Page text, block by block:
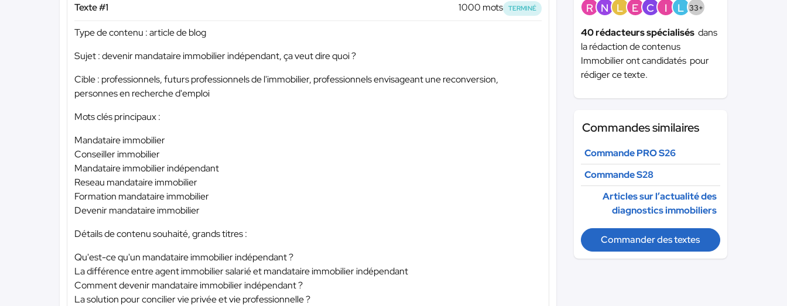
Texte #1 1000 mots TERMINÉ
Type de contenu : article de blog
Sujet : devenir mandataire immobilier indépendant, ça veut dire quoi ?
Cible : professionnels, futurs professionnels de l'immobilier, professionnels envisageant une reconversion,
personnes en recherche d'emploi
Mots clés principaux :
Mandataire immobilier
Conseiller immobilier
Mandataire immobilier indépendant
Reseau mandataire immobilier
Formation mandataire immobilier
Devenir mandataire immobilier
Détails de contenu souhaité, grands titres :
Qu'est-ce qu'un mandataire immobilier indépendant ?
La différence entre agent immobilier salarié et mandataire immobilier indépendant
Comment devenir mandataire immobilier indépendant ?
La solution pour concilier vie privée et vie professionnelle ?
R N L E C I L 33+
40 rédacteurs spécialisés dans
la rédaction de contenus
Immobilier ont candidatés pour
rédiger ce texte.
Commandes similaires
Commande PRO S26
Commande S28
Articles sur l’actualité des
diagnostics immobiliers
Commander des textes